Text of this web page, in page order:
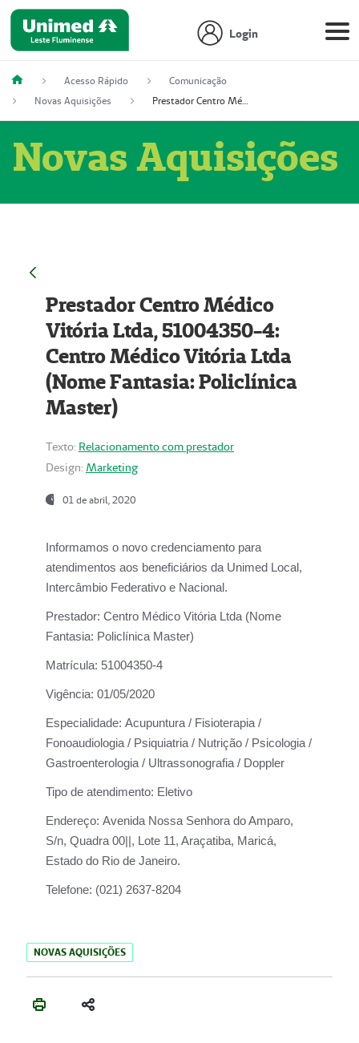
Login
Acesso Rápido
Comunicação
Novas Aquisições
Prestador Centro Médico Vitória Ltda, 51004350-4: Centro Médico Vitória Ltda (Nome Fantasia: Policlínica Master)
Novas Aquisições
Prestador Centro Médico
Vitória Ltda, 51004350-4:
Centro Médico Vitória Ltda
(Nome Fantasia: Policlínica
Master)
Texto: Relacionamento com prestador
Design: Marketing
01 de abril, 2020
Informamos o novo credenciamento para
atendimentos aos beneficiários da Unimed Local,
Intercâmbio Federativo e Nacional.
Prestador: Centro Médico Vitória Ltda (Nome
Fantasia: Policlínica Master)
Matrícula: 51004350-4
Vigência: 01/05/2020
Especialidade: Acupuntura / Fisioterapia /
Fonoaudiologia / Psiquiatria / Nutrição / Psicologia /
Gastroenterologia / Ultrassonografia / Doppler
Tipo de atendimento: Eletivo
Endereço: Avenida Nossa Senhora do Amparo,
S/n, Quadra 00||, Lote 11, Araçatiba, Maricá,
Estado do Rio de Janeiro.
Telefone: (021) 2637-8204
NOVAS AQUISIÇÕES